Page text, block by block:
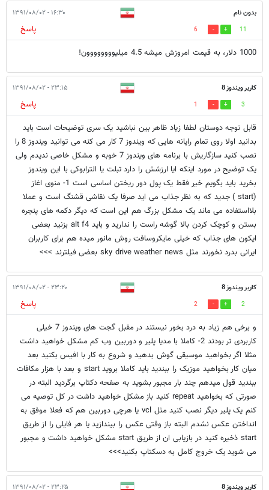
بدون نام ۱۶:۳۰ - ۱۳۹۱/۰۸/۰۲
11
6
پاسخ
1000 دلار، به قیمت امروزش میشه 4.5 میلیوووووووون!
کاربر ویندوز 8 ۲۳:۱۵ - ۱۳۹۱/۰۸/۰۲
3
1
پاسخ
قابل توجه دوستان لطفا زیاد ظاهر بین نباشید یک سری توضیحات است باید
بدانید اولا روی تمام رایانه هایی که ویندوز 7 کار می کنه می توانید ویندوز 8 را
نصب کنید سازگاریش با برنامه های ویندوز 7 خوبه و مشکل خاصی ندیدم ولی
یک توضیح در مورد اینکه ایا ارزشش را دارد تبلت یا الترابوکی با این ویندوز
بخرید باید بگویم خیر فقط یک پول دور ریختن اساسی است 1- منوی اغاز
(start ) جدید که به نظر جذاب می اید صرفا یک نقاشی قشنگ است و عملا
بلااستفاده می ماند یک مشکل بزرگ هم این است که دیگر دکمه های پنجره
بستن و کوچک کردن بالا گوشه راست را ندارید و باید alt f4 بزنید بعضی
ایکون های جذاب که خیلی مایکروسافت روش مانور میده هم برای کاربران
ایرانی بدرد نخورند مثل sky drive weather news بعضی فیلترند >>>
کاربر ویندوز 8 ۲۳:۲۰ - ۱۳۹۱/۰۸/۰۲
2
2
پاسخ
و برخی هم زیاد به درد بخور نیستند در مقبل گجت های ویندوز 7 خیلی
کاربردی تر بودند 2- کاملا با مدیا پلیر و دوربین وب کم مشکل خواهید داشت
مثلا اگر بخواهید موسیقی گوش بدهید و شروع به کار با افیس بکنید بعد
میان کار بخواهید موزیک را ببندید باید کاملا بروید start و بعد با هزار مکافات
ببندید قول میدهم چند بار مجبور بشوید به صفحه دکتاپ برگردید البته در
صورتی که بخواهید repeat کنید باز مشکل خواهید داشت در کل توصیه می
کنم یک پلیر دیگر نصب کنید مثل vcl یا هرچی دوربین هم که فعلا موفق به
انداختن عکس نشدم البته باز وقتی عکس را بیندازید یا هر فایلی را از طریق
start ذخیره کنید در بازیابی ان از طریق start مشکل خواهید داشت و مجبور
می شوید یک خروج کامل به دسکتاپ بکنید>>>
کاربر ویندوز 8 ۲۳:۲۵ - ۱۳۹۱/۰۸/۰۲